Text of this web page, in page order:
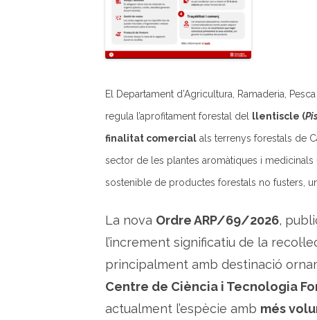
El Departament d’Agricultura, Ramaderia,
regula l’aprofitament forestal del
llentiscle (
finalitat comercial als terrenys forestals de
sector de les plantes aromàtiques i medicinals
sostenible de productes forestals no fusters,
La nova Ordre ARP/69/2026,
l’increment significatiu de la
principalment amb destinació
Centre de Ciència i Tecnologia
actualment l’espècie amb més